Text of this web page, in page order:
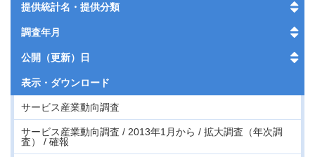
提供統計名・提供分類
調査年月
公開（更新）日
表示・ ダウンロード
サービス産業動向調査
サービス産業動向調査 / 2013年1月から / 拡大調査（年次調
査） / 確報